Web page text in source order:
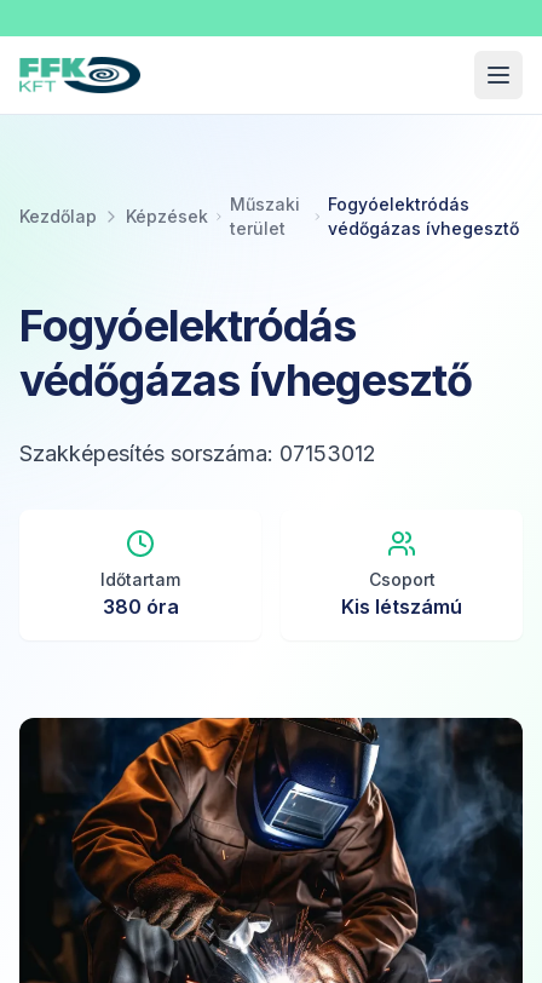
Fekete Felnőttképzési Kft.
Kezdőlap Képzések
Műszaki
terület
Fogyóelektródás
védőgázas ívhegesztő
Fogyóelektródás
védőgázas ívhegesztő
Szakképesítés sorszáma: 07153012
Időtartam
380 óra
Csoport
Kis létszámú